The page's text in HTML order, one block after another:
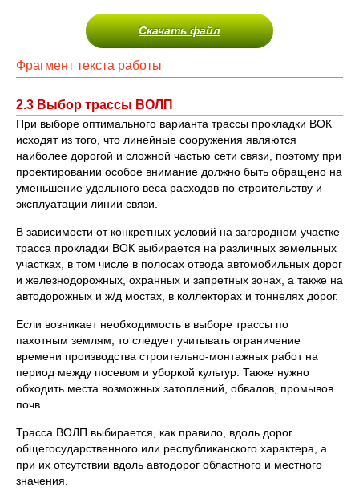
Скачать файл
Фрагмент текста работы
2.3 Выбор трассы ВОЛП
При выборе оптимального варианта трассы прокладки ВОК
исходят из того, что линейные сооружения являются
наиболее дорогой и сложной частью сети связи, поэтому при
проектировании особое внимание должно быть обращено на
уменьшение удельного веса расходов по строительству и
эксплуатации линии связи.
В зависимости от конкретных условий на загородном участке
трасса прокладки ВОК выбирается на различных земельных
участках, в том числе в полосах отвода автомобильных дорог
и железнодорожных, охранных и запретных зонах, а также на
автодорожных и ж/д мостах, в коллекторах и тоннелях дорог.
Если возникает необходимость в выборе трассы по
пахотным землям, то следует учитывать ограничение
времени производства строительно-монтажных работ на
период между посевом и уборкой культур. Также нужно
обходить места возможных затоплений, обвалов, промывов
почв.
Трасса ВОЛП выбирается, как правило, вдоль дорог
общегосударственного или республиканского характера, а
при их отсутствии вдоль автодорог областного и местного
значения.